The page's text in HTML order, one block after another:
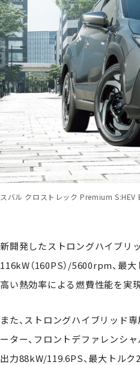
スバル クロストレック Premium S:HEV
新開発したストロングハイブリ
116kW（160PS）/5600rpm、最
高い熱効率による燃費性能を実現
また、ストロングハイブリッド
ーター、フロントデファレンシ
出力88kW/119.6PS、最大トル